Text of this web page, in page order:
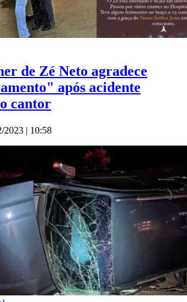
de Zé Neto agradece
após acidente
cantor
2023 | 10:58